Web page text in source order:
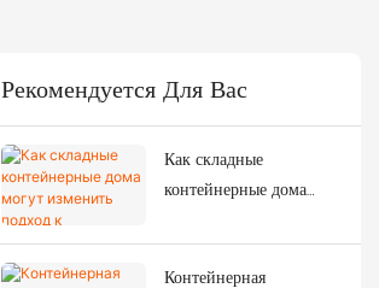
Рекомендуется Для Вас
Как складные
контейнерные дома
к реагированию на
чрезвычайные ситуации
Контейнерная